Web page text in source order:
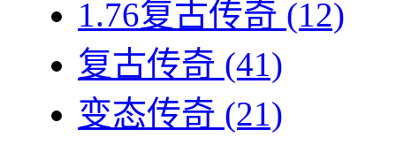
1.76复古传奇 (12)
复古传奇 (41)
变态传奇 (21)